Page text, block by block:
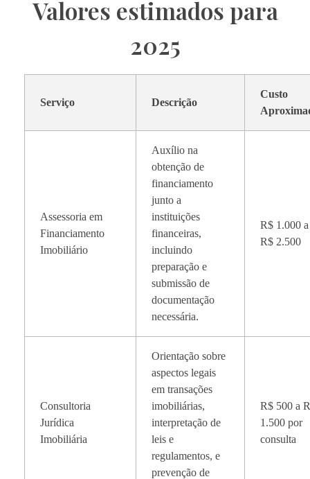
Valores estimados para
2025
Serviço Descrição
Custo
Assessoria em
Financiamento
Imobiliário
Auxílio na
obtenção de
financiamento
junto a
instituições
financeiras,
incluindo
preparação e
submissão de
documentação
necessária.
R$ 1.000 a
R$ 2.500
Consultoria
Jurídica
Imobiliária
Orientação sobre
aspectos legais
em transações
imobiliárias,
interpretação de
leis e
regulamentos, e
prevenção de
R$ 500 a
1.500 por
consulta